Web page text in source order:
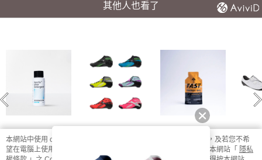
其他人也看了
專業運動洗衣精(日
UP FAST 能量果
本網站中使用 cookie，欲查詢有關本網站使用 cookie 方式之詳情，及若您不希
望在電腦上使用 cookie 時應如何變更電腦的 cookie 設定，請參閱本網站「 隱私